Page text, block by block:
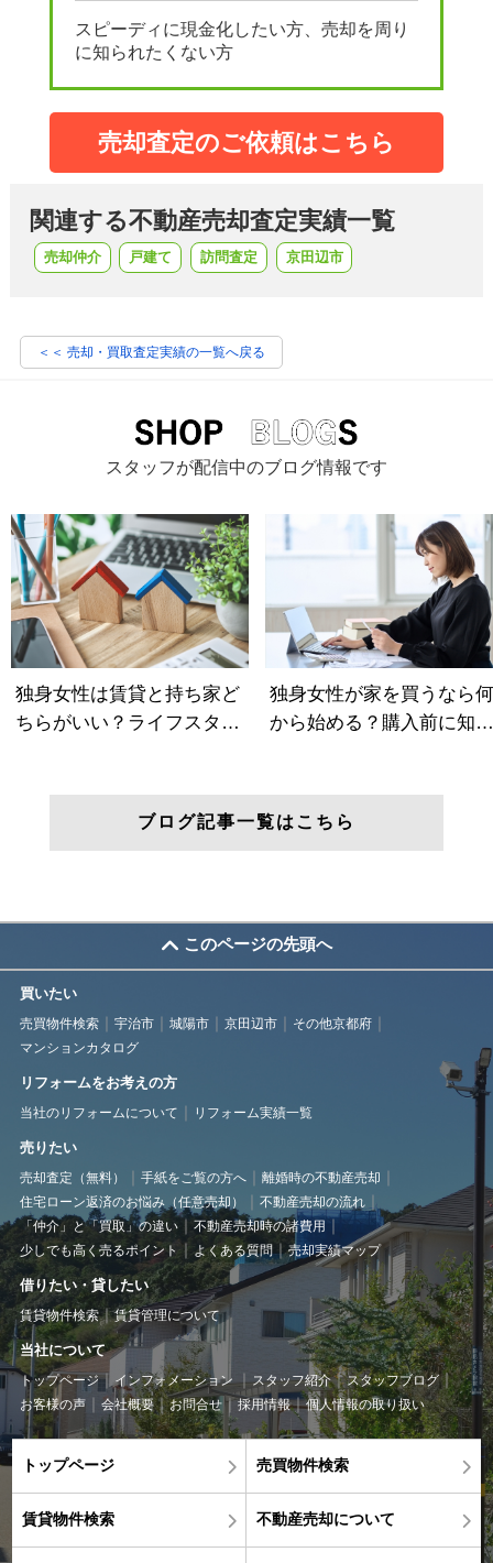
スピーディに現金化したい方、売却を周り
に知られたくない方
売却査定のご依頼はこちら
関連する不動産売却査定実績一覧
売却仲介 戸建て 訪問査定 京田辺市
＜＜ 売却・買取査定実績の一覧へ戻る
スタッフが配信中のブログ情報です
ブログ記事一覧はこちら
このページの先頭へ
買いたい
売買物件検索 宇治市 城陽市 京田辺市
その他京都府
マンションカタログ
リフォームをお考えの方
当社のリフォームについて リフォーム実績一覧
売りたい
売却査定（無料） 手紙をご覧の方へ
離婚時の不動産売却
住宅ローン返済のお悩み（任意売却）
不動産売却の流れ
「仲介」と「買取」の違い
不動産売却時の諸費用
少しでも高く売るポイント
よくある質問 売却実績マップ
借りたい・貸したい
賃貸物件検索 賃貸管理について
当社について
トップページ インフォメーション スタッフ紹介
スタッフブログ
お客様の声
会社概要 お問合せ 採用情報 個人情報の取り扱い
トップページ 売買物件検索
賃貸物件検索 不動産売却について